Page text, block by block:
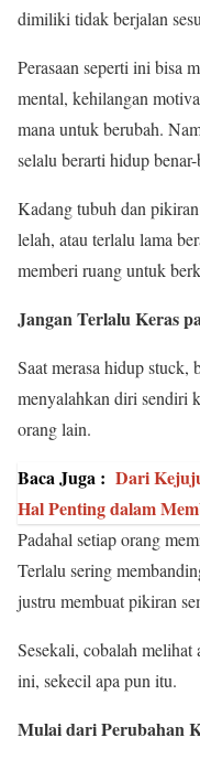
dimiliki tidak berjalan
Perasaan seperti ini bisa
mental, kehilangan
mana untuk berubah.
selalu berarti hidup
Kadang tubuh dan
lelah, atau terlalu lama
memberi ruang untuk
Jangan Terlalu Keras
Saat merasa hidup stuck,
menyalahkan diri sendiri
orang lain.
Baca Juga : Dari
Hal Penting dalam
Padahal setiap orang
Terlalu sering
justru membuat pikiran
Sesekali, cobalah melihat
ini, sekecil apa pun itu.
Mulai dari Perubahan